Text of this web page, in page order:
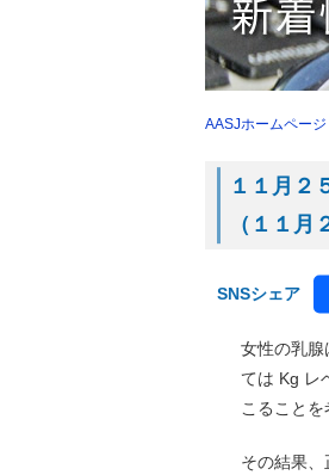
AASJホームページ
１１月２
（１１月
SNSシェア
女性の乳腺
ては Kg レ
こること
その結果